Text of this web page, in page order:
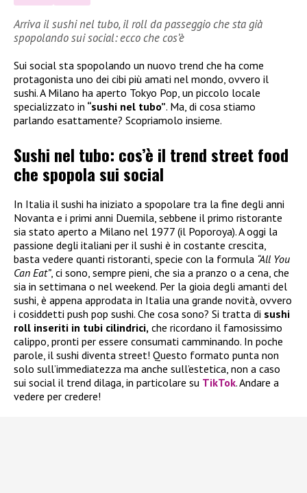
Arriva il sushi nel tubo, il roll da passeggio che sta già
spopolando sui social: ecco che cos’è
Sui social sta spopolando un nuovo trend che ha come
protagonista uno dei cibi più amati nel mondo, ovvero il
sushi. A Milano ha aperto Tokyo Pop, un piccolo locale
specializzato in “sushi nel tubo”. Ma, di cosa stiamo
parlando esattamente? Scopriamolo insieme.
Sushi nel tubo: cos’è il trend street food
che spopola sui social
In Italia il sushi ha iniziato a spopolare tra la fine degli anni
Novanta e i primi anni Duemila, sebbene il primo ristorante
sia stato aperto a Milano nel 1977 (il Poporoya). A oggi la
passione degli italiani per il sushi è in costante crescita,
basta vedere quanti ristoranti, specie con la formula “All You
Can Eat”, ci sono, sempre pieni, che sia a pranzo o a cena, che
sia in settimana o nel weekend. Per la gioia degli amanti del
sushi, è appena approdata in Italia una grande novità, ovvero
i cosiddetti push pop sushi. Che cosa sono? Si tratta di sushi
roll inseriti in tubi cilindrici, che ricordano il famosissimo
calippo, pronti per essere consumati camminando. In poche
parole, il sushi diventa street! Questo formato punta non
solo sull’immediatezza ma anche sull’estetica, non a caso
sui social il trend dilaga, in particolare su TikTok. Andare a
vedere per credere!